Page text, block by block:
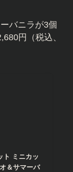
バニラが3個
円（税込、
ト ミニカッ
＆サマーバ